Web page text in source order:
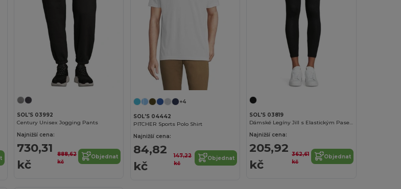
SOL'S 03992
Century Unisex Jogging Pants
Najnižší cena:
730,31
kč
888,62
kč
Objednat
+4
SOL'S 04442
PITCHER Sports Polo Shirt
Najnižší cena:
84,82
kč
147,22
kč
Objednat
SOL'S 03819
Dámské Legíny Jill s Elastickým Pasem
Najnižší cena:
205,92
kč
362,61
kč
Objednat